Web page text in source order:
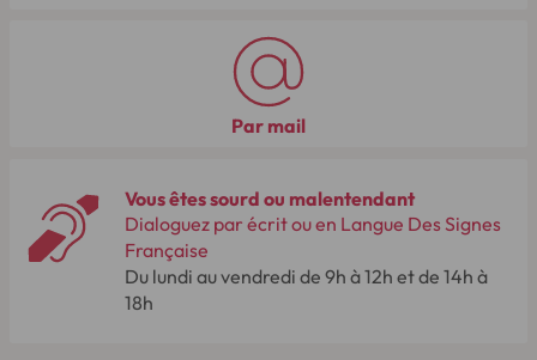
Par mail
Vous êtes sourd ou malentendant
Dialoguez par écrit ou en Langue Des Signes
Française
Du lundi au vendredi de 9h à 12h et de 14h à
18h